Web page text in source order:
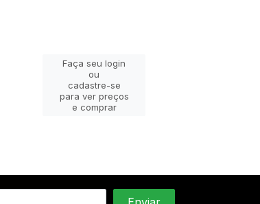
Faça seu login
ou
cadastre-se
para ver preços
e comprar